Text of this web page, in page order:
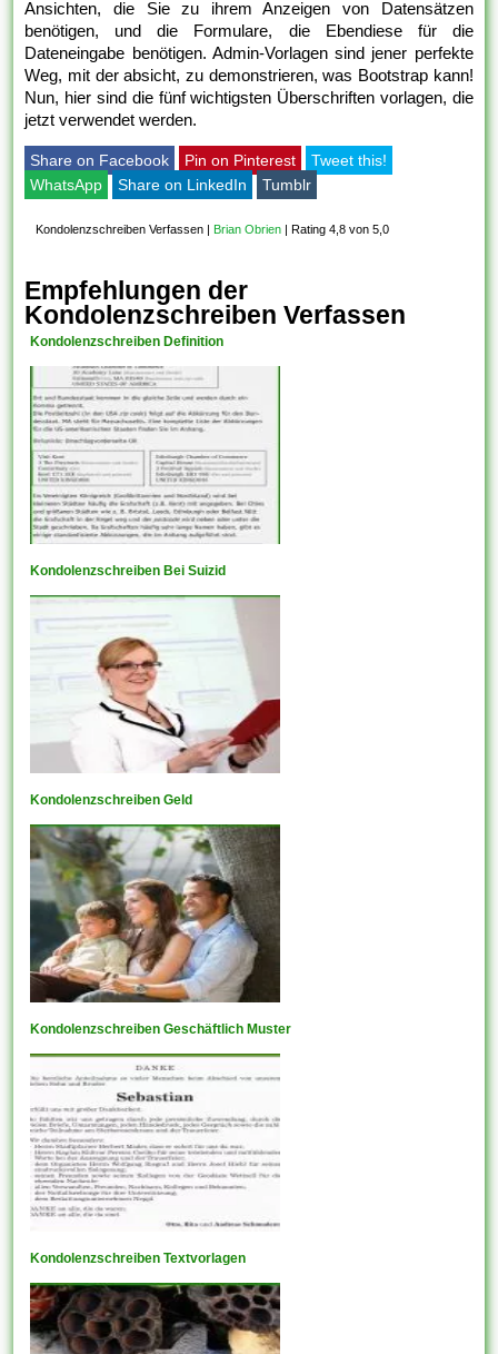
Ansichten, die Sie zu ihrem Anzeigen von Datensätzen
benötigen, und die Formulare, die Ebendiese für die
Dateneingabe benötigen. Admin-Vorlagen sind jener perfekte
Weg, mit der absicht, zu demonstrieren, was Bootstrap kann!
Nun, hier sind die fünf wichtigsten Überschriften vorlagen, die
jetzt verwendet werden.
Share on Facebook Pin on Pinterest
Tweet this!
WhatsApp
Share on LinkedIn Tumblr
Kondolenzschreiben Verfassen | Brian Obrien |Rating 4,8 von 5,0
Empfehlungen der
Kondolenzschreiben Verfassen
Kondolenzschreiben Definition
Kondolenzschreiben Bei Suizid
Kondolenzschreiben Geld
Kondolenzschreiben Geschäftlich Muster
Kondolenzschreiben Textvorlagen